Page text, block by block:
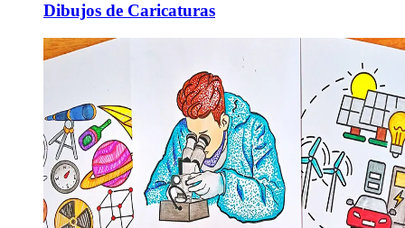
Dibujos de Caricaturas